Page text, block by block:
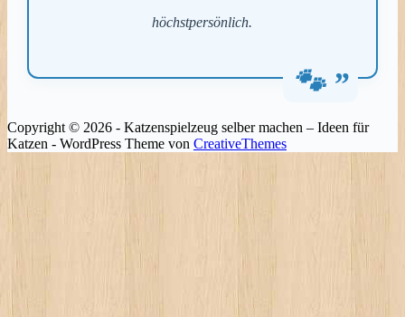
höchstpersönlich.
Copyright © 2026 - Katzenspielzeug selber machen – Ideen für
Katzen - WordPress Theme von CreativeThemes